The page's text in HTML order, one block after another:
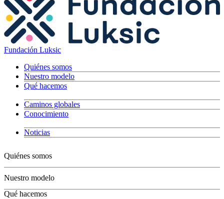
Fundación Luksic
Quiénes somos
Nuestro modelo
Qué hacemos
Caminos globales
Conocimiento
Noticias
Quiénes somos
Nuestro modelo
Qué hacemos